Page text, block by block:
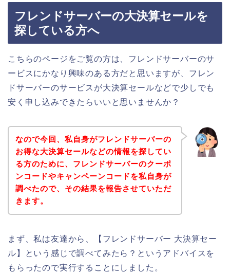
フレンドサーバーの大決算セールを
探している方へ
こちらのページをご覧の方は、フレンドサーバーのサ
ービスにかなり興味のある方だと思いますが、フレン
ドサーバーのサービスが大決算セールなどで少しでも
安く申し込みできたらいいと思いませんか？
なので今回、私自身がフレンドサーバーの
お得な大決算セールなどの情報を探してい
る方のために、フレンドサーバーのクーポ
ンコードやキャンペーンコードを私自身が
調べたので、その結果を報告させていただ
きます。
まず、私は友達から、【フレンドサーバー 大決算セー
ル】という感じで調べてみたら？というアドバイスを
もらったので実行することにしました。